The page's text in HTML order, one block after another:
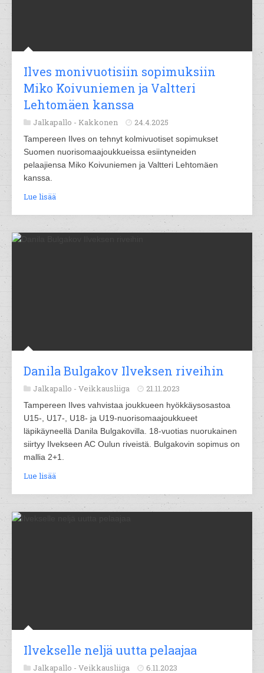
Ilves monivuotisiin sopimuksiin
Miko Koivuniemen ja Valtteri
Lehtomäen kanssa
Jalkapallo - Kakkonen 24.4.2025
Tampereen Ilves on tehnyt kolmivuotiset sopimukset
Suomen nuorisomaajoukkueissa esiintyneiden
pelaajiensa Miko Koivuniemen ja Valtteri Lehtomäen
kanssa.
Lue lisää
Danila Bulgakov Ilveksen riveihin
Jalkapallo - Veikkausliiga 21.11.2023
Tampereen Ilves vahvistaa joukkueen hyökkäysosastoa
U15-, U17-, U18- ja U19-nuorisomaajoukkueet
läpikäyneellä Danila Bulgakovilla. 18-vuotias nuorukainen
siirtyy Ilvekseen AC Oulun riveistä. Bulgakovin sopimus on
mallia 2+1.
Lue lisää
Ilvekselle neljä uutta pelaajaa
Jalkapallo - Veikkausliiga 6.11.2023